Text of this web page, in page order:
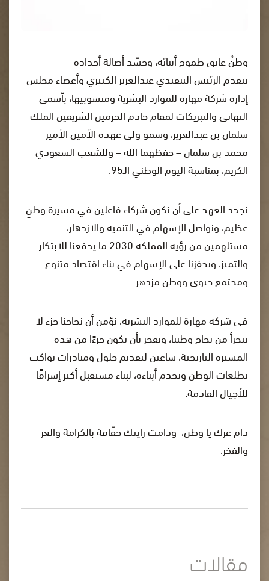
وطنٌ عانق طموح أبنائه، وجسّد أصالة أجداده
يتقدم الرئيس التنفيذي عبدالعزيز الكثيري وأعضاء مجلس
إدارة شركة مهارة للموارد البشرية ومنسوبيها، بأسمى
التهاني والتبريكات لمقام خادم الحرمين الشريفين الملك
سلمان بن عبدالعزيز، وسمو ولي عهده الأمين الأمير
محمد بن سلمان – حفظهما الله – وللشعب السعودي
الكريم، بمناسبة اليوم الوطني الـ95.
نجدد العهد على أن نكون شركاء فاعلين في مسيرة وطنٍ
عظيم، ونواصل الإسهام في التنمية والازدهار،
مستلهمين من رؤية المملكة 2030 ما يدفعنا للابتكار
والتميز، ويحفزنا على الإسهام في بناء اقتصاد متنوع
ومجتمع حيوي ووطن مزدهر.
في شركة مهارة للموارد البشرية، نؤمن أن نجاحنا جزء لا
يتجزأ من نجاح وطننا، ونفخر بأن نكون جزءًا من هذه
المسيرة التاريخية، ساعين لتقديم حلول ومبادرات تواكب
تطلعات الوطن وتخدم أبناءه، لبناء مستقبل أكثر إشراقًا
للأجيال القادمة.
دام عزك يا وطن، ودامت رايتك خفّاقة بالكرامة والعز
والفخر.
مقالات